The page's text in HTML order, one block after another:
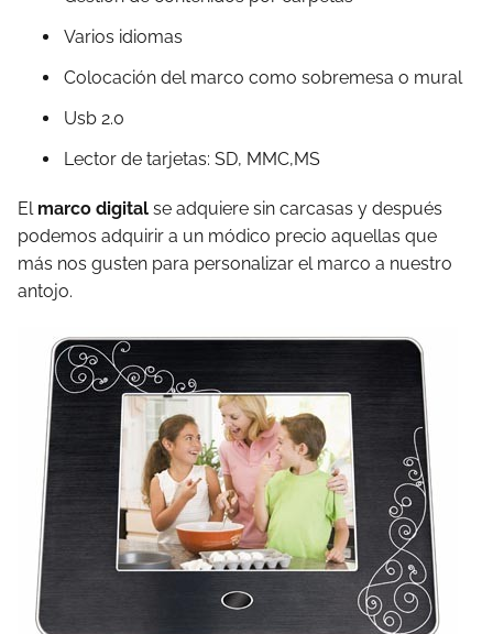
Varios idiomas
Colocación del marco como sobremesa o mural
Usb 2.0
Lector de tarjetas: SD, MMC,MS
El marco digital se adquiere sin carcasas y después
podemos adquirir a un módico precio aquellas que
más nos gusten para personalizar el marco a nuestro
antojo.